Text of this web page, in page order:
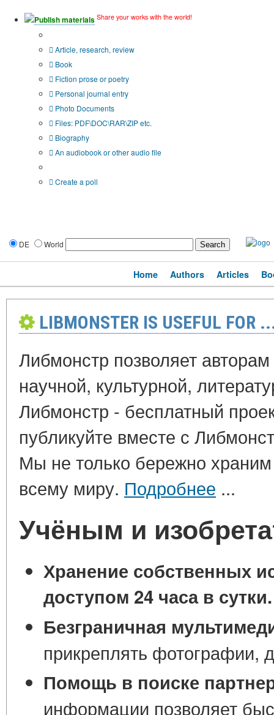
Publish materials Share your works with the world!
Article, research, review
Book
Fiction prose or poetry
Personal journal entry
Photo Documents
Files: PDF\DOC\RAR\ZIP etc.
Biography
An audiobook or other audio file
Create a poll
DE World
Home Authors Articles
LIBMONSTER IS USEFUL FOR
Либмонстр позволяет
научной, культурной,
Либмонстр - бесплатный
публикуйте вместе с
Мы не только бережно
всему миру. Подробнее ...
Учёным и
Хранение собственных
доступом 24 часа в сутки.
Безграничная
прикреплять фотографии,
Помощь в поиске
информации позволяет